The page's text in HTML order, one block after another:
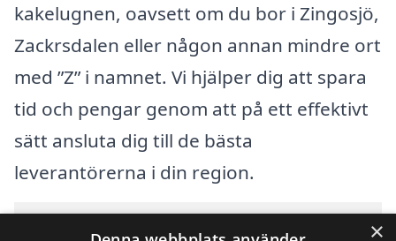
kakelugnen, oavsett om du bor i Zingosjö,
Zackrsdalen eller någon annan mindre ort
med ”Z” i namnet. Vi hjälper dig att spara
tid och pengar genom att på ett effektivt
sätt ansluta dig till de bästa
leverantörerna i din region.
×